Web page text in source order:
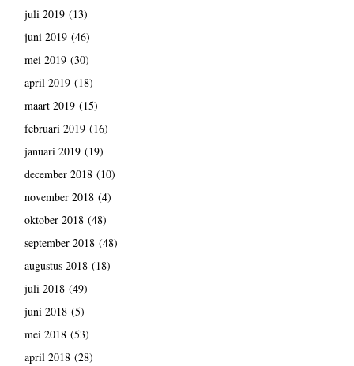
juli 2019(13)
juni 2019(46)
mei 2019(30)
april 2019(18)
maart 2019(15)
februari 2019(16)
januari 2019(19)
december 2018(10)
november 2018(4)
oktober 2018(48)
september 2018(48)
augustus 2018(18)
juli 2018(49)
juni 2018(5)
mei 2018(53)
april 2018(28)